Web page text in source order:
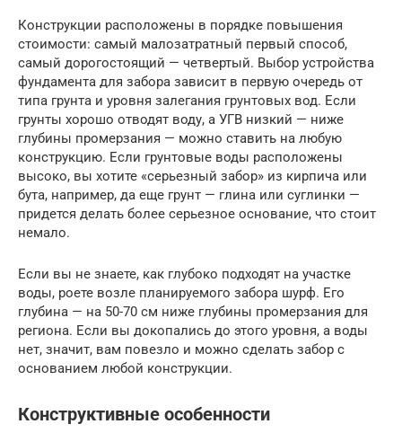
Конструкции расположены в порядке повышения
стоимости: самый малозатратный первый способ,
самый дорогостоящий — четвертый. Выбор устройства
фундамента для забора зависит в первую очередь от
типа грунта и уровня залегания грунтовых вод. Если
грунты хорошо отводят воду, а УГВ низкий — ниже
глубины промерзания — можно ставить на любую
конструкцию. Если грунтовые воды расположены
высоко, вы хотите «серьезный забор» из кирпича или
бута, например, да еще грунт — глина или суглинки —
придется делать более серьезное основание, что стоит
немало.
Если вы не знаете, как глубоко подходят на участке
воды, роете возле планируемого забора шурф. Его
глубина — на 50-70 см ниже глубины промерзания для
региона. Если вы докопались до этого уровня, а воды
нет, значит, вам повезло и можно сделать забор с
основанием любой конструкции.
Конструктивные особенности